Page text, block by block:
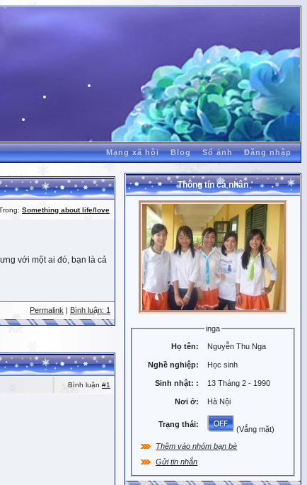
Mạng xã hội Blog Sổ ảnh Đăng nhập
Something about life/love
với một ai đó, bạn là cả
Permalink Bình luận: 1
Bình luận #1
Thông tin cá nhân
inga
Họ tên: Nguyễn Thu Nga
Nghề nghiệp: Học sinh
Sinh nhật: : 13 Tháng 2 - 1990
Nơi ở: Hà Nội
Trạng thái:
(Vắng mặt)
Thêm vào nhóm bạn bè
Gửi tin nhắn